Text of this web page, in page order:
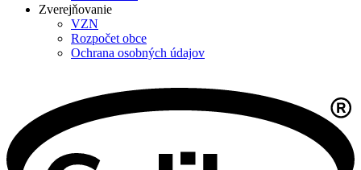
Zverejňovanie
VZN
Rozpočet obce
Ochrana osobných údajov